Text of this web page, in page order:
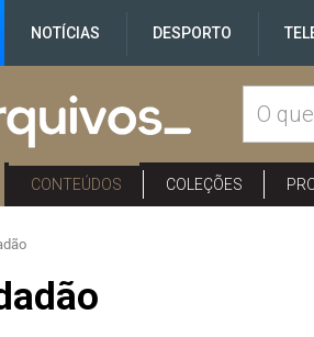
NOTÍCIAS DESPORTO
CONTEÚDOS COLEÇÕES